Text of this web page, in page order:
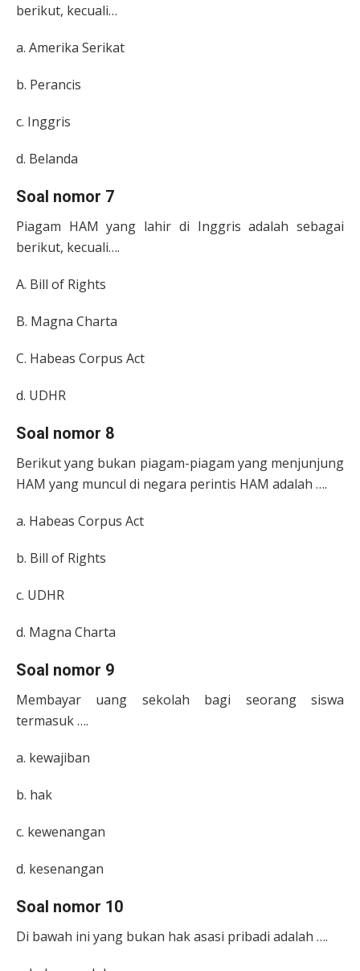
berikut, kecuali…
a. Amerika Serikat
b. Perancis
c. Inggris
d. Belanda
Soal nomor 7
Piagam HAM yang lahir di Inggris adalah sebagai
berikut, kecuali….
A. Bill of Rights
B. Magna Charta
C. Habeas Corpus Act
d. UDHR
Soal nomor 8
Berikut yang bukan piagam-piagam yang menjunjung
HAM yang muncul di negara perintis HAM adalah ….
a. Habeas Corpus Act
b. Bill of Rights
c. UDHR
d. Magna Charta
Soal nomor 9
Membayar uang sekolah bagi seorang siswa
termasuk ….
a. kewajiban
b. hak
c. kewenangan
d. kesenangan
Soal nomor 10
Di bawah ini yang bukan hak asasi pribadi adalah ….